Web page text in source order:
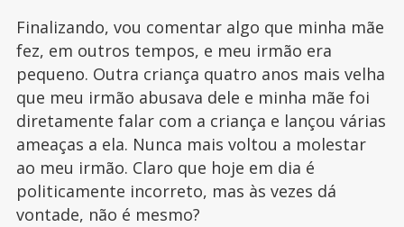
Finalizando, vou comentar algo que minha mãe
fez, em outros tempos, e meu irmão era
pequeno. Outra criança quatro anos mais velha
que meu irmão abusava dele e minha mãe foi
diretamente falar com a criança e lançou várias
ameaças a ela. Nunca mais voltou a molestar
ao meu irmão. Claro que hoje em dia é
politicamente incorreto, mas às vezes dá
vontade, não é mesmo?